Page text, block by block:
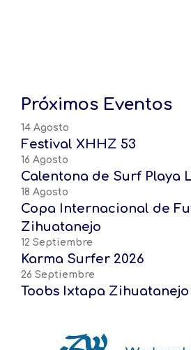
Próximos Eventos
14 Agosto
Festival XHHZ 53
16 Agosto
Calentona de Surf Playa
18 Agosto
Copa Internacional de
Zihuatanejo
12 Septiembre
Karma Surfer 2026
26 Septiembre
Toobs Ixtapa Zihuatanejo